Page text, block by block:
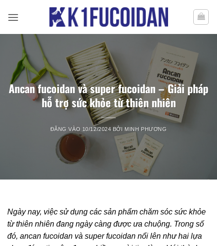
qua
Ancan fucoidan và super fucoidan – Giải pháp
hỗ trợ sức khỏe từ thiên nhiên
ĐĂNG VÀO 10/12/2024 BỞI MINH PHƯƠNG
Ngày nay, việc sử dụng các sản phẩm chăm sóc sức khỏe
từ thiên nhiên đang ngày càng được ưa chuộng. Trong số
đó, ancan fucoidan và super fucoidan nổi lên như hai lựa